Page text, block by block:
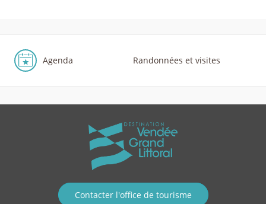
Agenda Randonnées et visites
Contacter l'office de tourisme